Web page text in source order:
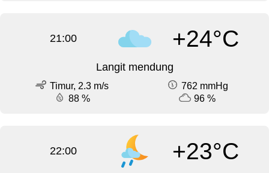
21:00 +24°C
Langit mendung
Timur, 2.3 m/s
762 mmHg
88 %
96 %
22:00 +23°C